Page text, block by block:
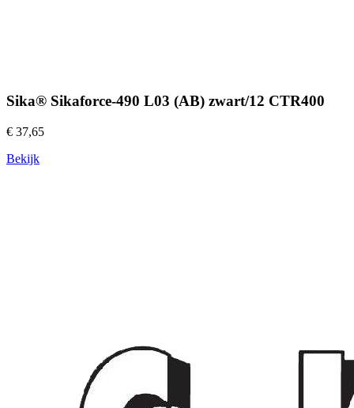
Sika® Sikaforce-490 L03 (AB) zwart/12 CTR400
€ 37,65
Bekijk